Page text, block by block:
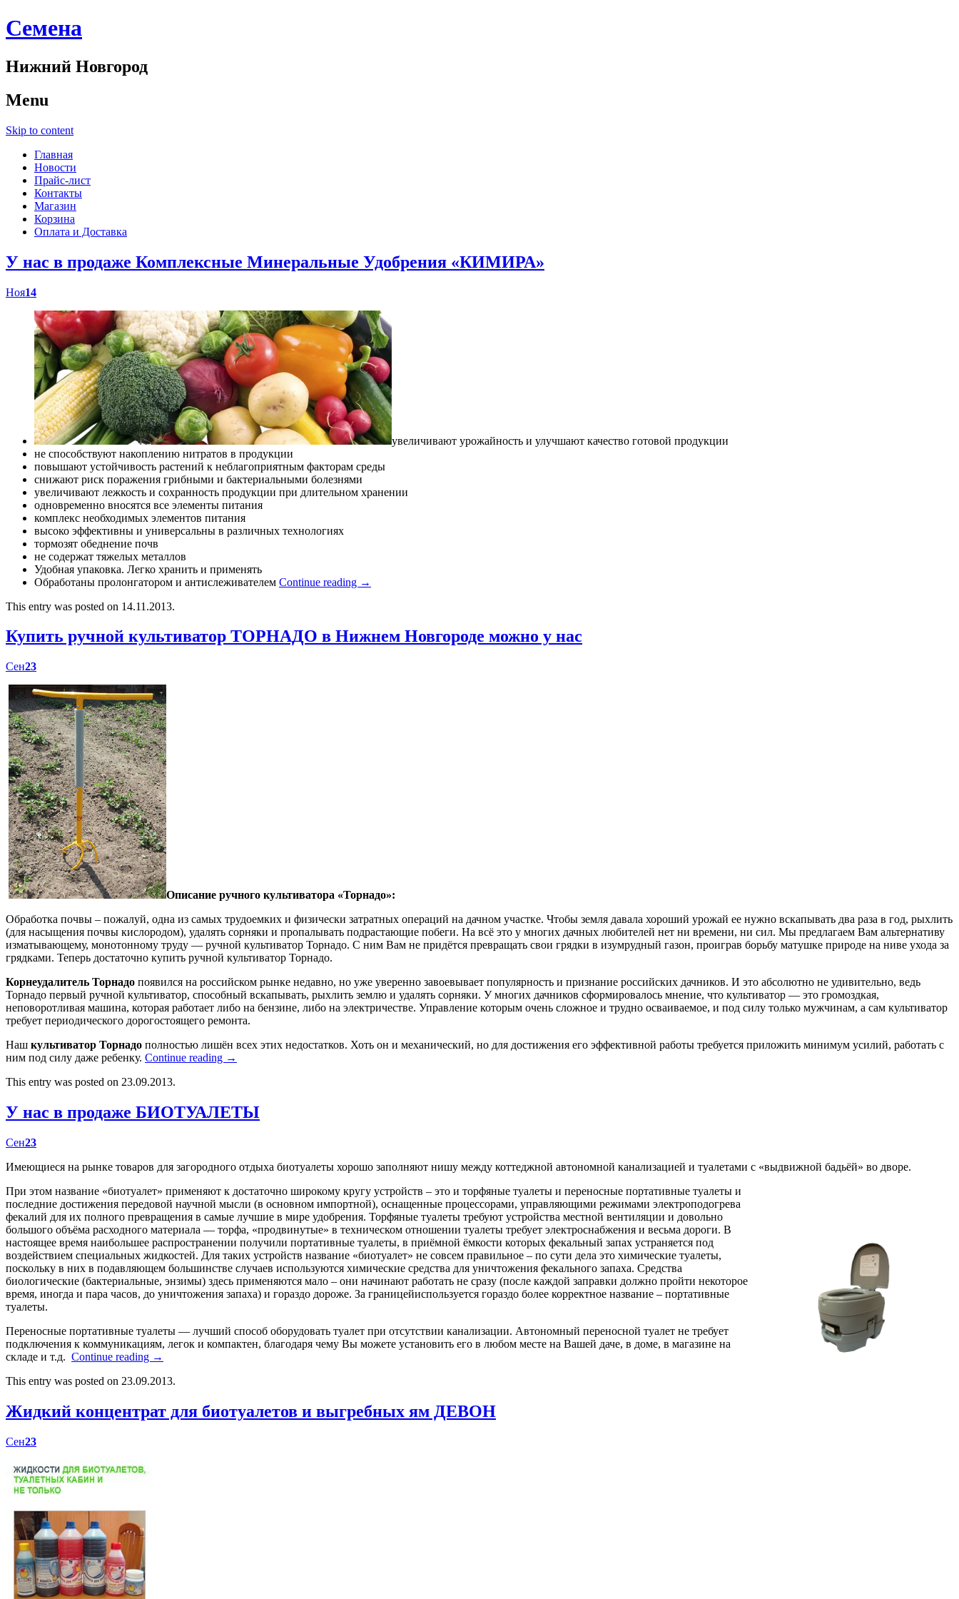
Cемена
Нижний Новгород
Menu
Skip to content
Главная
Новости
Прайс-лист
Контакты
Магазин
Корзина
Оплата и Доставка
У нас в продаже Комплексные Минеральные Удобрения «КИМИРА»
Ноя14
увеличивают урожайность и улучшают качество готовой продукции
не способствуют накоплению нитратов в продукции
повышают устойчивость растений к неблагоприятным факторам среды
снижают риск поражения грибными и бактериальными болезнями
увеличивают лежкость и сохранность продукции при длительном хранении
одновременно вносятся все элементы питания
комплекс необходимых элементов питания
высоко эффективны и универсальны в различных технологиях
тормозят обеднение почв
не содержат тяжелых металлов
Удобная упаковка. Легко хранить и применять
Обработаны пролонгатором и антислеживателем Continue reading →
This entry was posted on 14.11.2013.
Купить ручной культиватор ТОРНАДО в Нижнем Новгороде можно у нас
Сен23
Описание ручного культиватора «Торнадо»:
Обработка почвы – пожалуй, одна из самых трудоемких и физически затратных операций на дачном участке. Чтобы земля давала хороший урожай ее нужно вскапывать два раза в год, рыхлить
(для насыщения почвы кислородом), удалять сорняки и пропалывать подрастающие побеги. На всё это у многих дачных любителей нет ни времени, ни сил. Мы предлагаем Вам альтернативу
изматывающему, монотонному труду — ручной культиватор Торнадо. С ним Вам не придётся превращать свои грядки в изумрудный газон, проиграв борьбу матушке природе на ниве ухода за
грядками. Теперь достаточно купить ручной культиватор Торнадо.
Корнеудалитель Торнадо появился на российском рынке недавно, но уже уверенно завоевывает популярность и признание российских дачников. И это абсолютно не удивительно, ведь
Торнадо первый ручной культиватор, способный вскапывать, рыхлить землю и удалять сорняки. У многих дачников сформировалось мнение, что культиватор — это громоздкая,
неповоротливая машина, которая работает либо на бензине, либо на электричестве. Управление которым очень сложное и трудно осваиваемое, и под силу только мужчинам, а сам культиватор
требует периодического дорогостоящего ремонта.
Наш культиватор Торнадо полностью лишён всех этих недостатков. Хоть он и механический, но для достижения его эффективной работы требуется приложить минимум усилий, работать с
ним под силу даже ребенку. Continue reading →
This entry was posted on 23.09.2013.
У нас в продаже БИОТУАЛЕТЫ
Сен23
Имеющиеся на рынке товаров для загородного отдыха биотуалеты хорошо заполняют нишу между коттеджной автономной канализацией и туалетами с «выдвижной бадьёй» во дворе.
При этом название «биотуалет» применяют к достаточно широкому кругу устройств – это и торфяные туалеты и переносные портативные туалеты и
последние достижения передовой научной мысли (в основном импортной), оснащенные процессорами, управляющими режимами электроподогрева
фекалий для их полного превращения в самые лучшие в мире удобрения. Торфяные туалеты требуют устройства местной вентиляции и довольно
большого объёма расходного материала — торфа, «продвинутые» в техническом отношении туалеты требует электроснабжения и весьма дороги. В
настоящее время наибольшее распространении получили портативные туалеты, в приёмной ёмкости которых фекальный запах устраняется под
воздействием специальных жидкостей. Для таких устройств название «биотуалет» не совсем правильное – по сути дела это химические туалеты,
поскольку в них в подавляющем большинстве случаев используются химические средства для уничтожения фекального запаха. Средства
биологические (бактериальные, энзимы) здесь применяются мало – они начинают работать не сразу (после каждой заправки должно пройти некоторое
время, иногда и пара часов, до уничтожения запаха) и гораздо дороже. За границейиспользуется гораздо более корректное название – портативные
туалеты.
Переносные портативные туалеты — лучший способ оборудовать туалет при отсутствии канализации. Автономный переносной туалет не требует
подключения к коммуникациям, легок и компактен, благодаря чему Вы можете установить его в любом месте на Вашей даче, в доме, в магазине на
складе и т.д. Continue reading →
This entry was posted on 23.09.2013.
Жидкий концентрат для биотуалетов и выгребных ям ДЕВОН
Сен23